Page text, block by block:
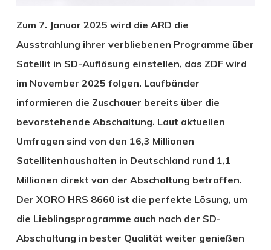
Zum 7. Januar 2025 wird die ARD die
Ausstrahlung ihrer verbliebenen Programme über
Satellit in SD-Auflösung einstellen, das ZDF wird
im November 2025 folgen. Laufbänder
informieren die Zuschauer bereits über die
bevorstehende Abschaltung. Laut aktuellen
Umfragen sind von den 16,3 Millionen
Satellitenhaushalten in Deutschland rund 1,1
Millionen direkt von der Abschaltung betroffen.
Der XORO HRS 8660 ist die perfekte Lösung, um
die Lieblingsprogramme auch nach der SD-
Abschaltung in bester Qualität weiter genießen